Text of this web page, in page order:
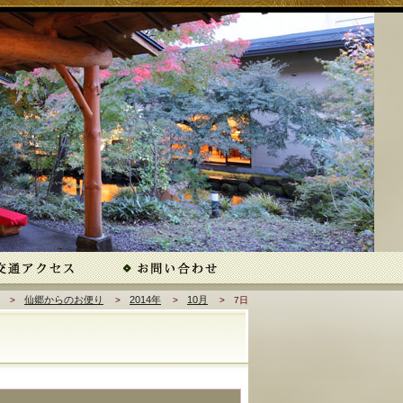
仙郷からのお便り 2014年 10月 7日